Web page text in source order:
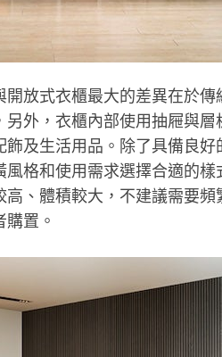
放式衣櫃最大的差異在於傳
外，衣櫃內部使用抽屜與層
及生活用品。除了具備良好
格和使用需求選擇合適的樣
、體積較大，不建議需要頻
置。